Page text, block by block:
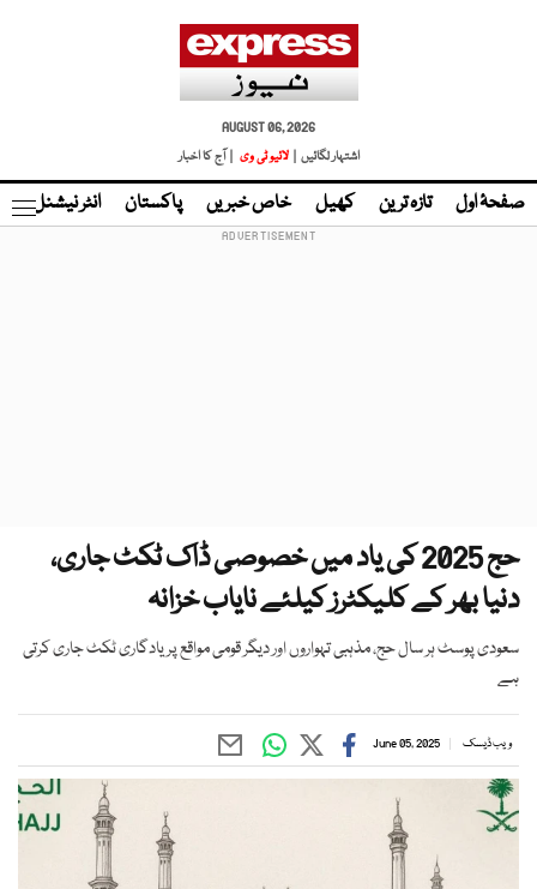
AUGUST 06, 2026
اشتہار لگائیں |
لائیو ٹی وی | آج کا اخبار
صفحۂ اول تازہ ترین کھیل خاص خبریں پاکستان انٹر نیشنل
حج 2025 کی یاد میں خصوصی ڈاک ٹکٹ جاری،
دنیا بھر کے کلیکٹرز کیلئے نایاب خزانہ
سعودی پوسٹ ہر سال حج، مذہبی تہواروں اور دیگر قومی مواقع پر یادگاری ٹکٹ جاری کرتی
ہے
ویب ڈیسک June 05, 2025